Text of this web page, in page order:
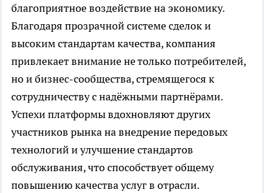
благоприятное воздействие на экономику.
Благодаря прозрачной системе сделок и
высоким стандартам качества, компания
привлекает внимание не только потребителей,
но и бизнес-сообщества, стремящегося к
сотрудничеству с надёжными партнёрами.
Успехи платформы вдохновляют других
участников рынка на внедрение передовых
технологий и улучшение стандартов
обслуживания, что способствует общему
повышению качества услуг в отрасли.